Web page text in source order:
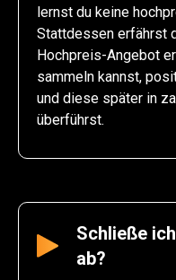
lernst du keine
Stattdessen erfährst
Hochpreis-Angebot
sammeln kannst,
und diese später in
überführst.
Schließe
ab?